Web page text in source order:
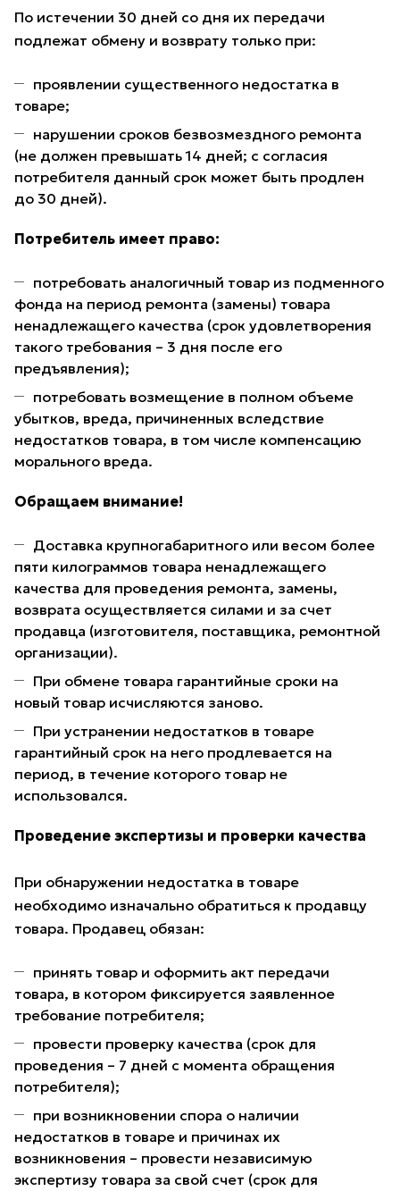
По истечении 30 дней со дня их передачи
подлежат обмену и возврату только при:
проявлении существенного недостатка в
товаре;
нарушении сроков безвозмездного ремонта
(не должен превышать 14 дней; с согласия
потребителя данный срок может быть продлен
до 30 дней).
Потребитель имеет право:
потребовать аналогичный товар из подменного
фонда на период ремонта (замены) товара
ненадлежащего качества (срок удовлетворения
такого требования – 3 дня после его
предъявления);
потребовать возмещение в полном объеме
убытков, вреда, причиненных вследствие
недостатков товара, в том числе компенсацию
морального вреда.
Обращаем внимание!
Доставка крупногабаритного или весом более
пяти килограммов товара ненадлежащего
качества для проведения ремонта, замены,
возврата осуществляется силами и за счет
продавца (изготовителя, поставщика, ремонтной
организации).
При обмене товара гарантийные сроки на
новый товар исчисляются заново.
При устранении недостатков в товаре
гарантийный срок на него продлевается на
период, в течение которого товар не
использовался.
Проведение экспертизы и проверки качества
При обнаружении недостатка в товаре
необходимо изначально обратиться к продавцу
товара. Продавец обязан:
принять товар и оформить акт передачи
товара, в котором фиксируется заявленное
требование потребителя;
провести проверку качества (срок для
проведения – 7 дней с момента обращения
потребителя);
при возникновении спора о наличии
недостатков в товаре и причинах их
возникновения – провести независимую
экспертизу товара за свой счет (срок для